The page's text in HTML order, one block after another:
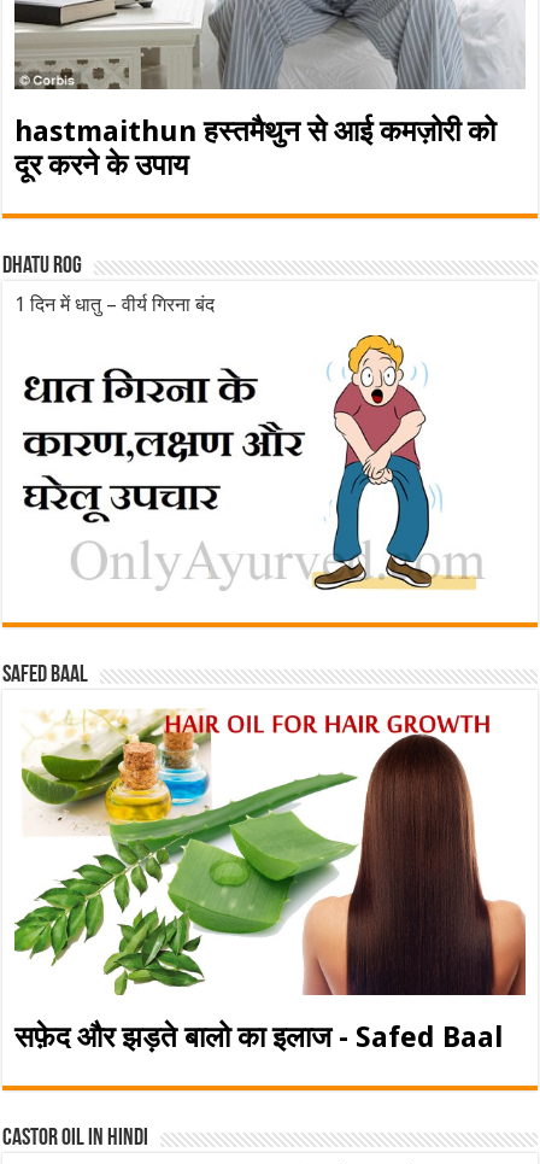
hastmaithun हस्तमैथुन से आई कमज़ोरी को
दूर करने के उपाय
Dhatu rog
1 दिन में धातु – वीर्य गिरना बंद
Safed baal
सफ़ेद और झड़ते बालो का इलाज - Safed Baal
Castor Oil In Hindi